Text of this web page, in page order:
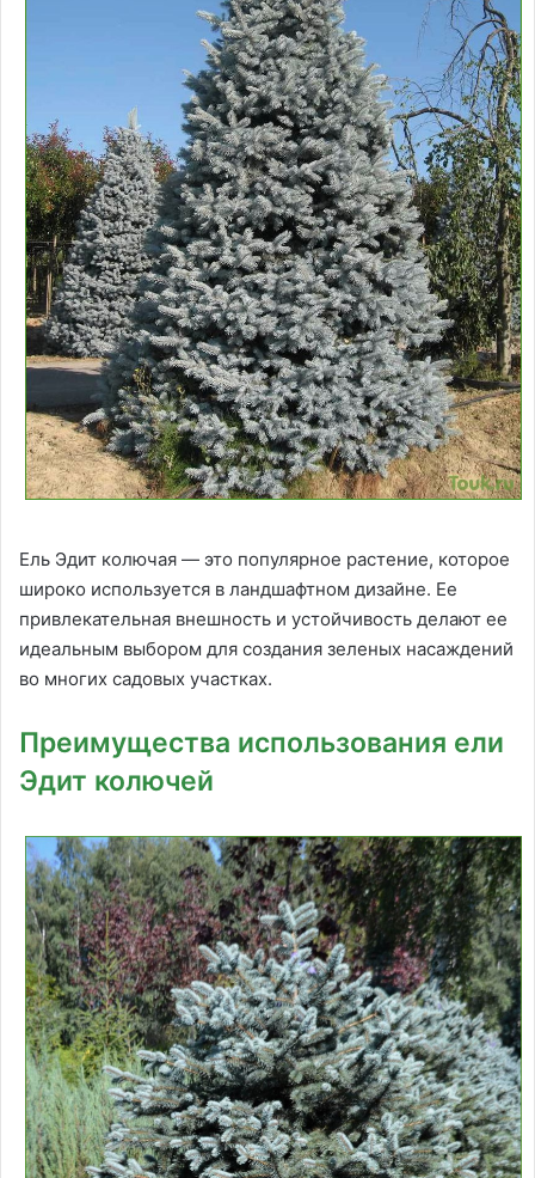
Ель Эдит колючая — это популярное растение, которое
широко используется в ландшафтном дизайне. Ее
привлекательная внешность и устойчивость делают ее
идеальным выбором для создания зеленых насаждений
во многих садовых участках.
Преимущества использования ели
Эдит колючей